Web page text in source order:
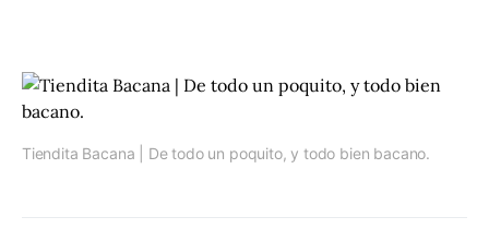
Tiendita Bacana | De todo un poquito, y todo bien bacano.